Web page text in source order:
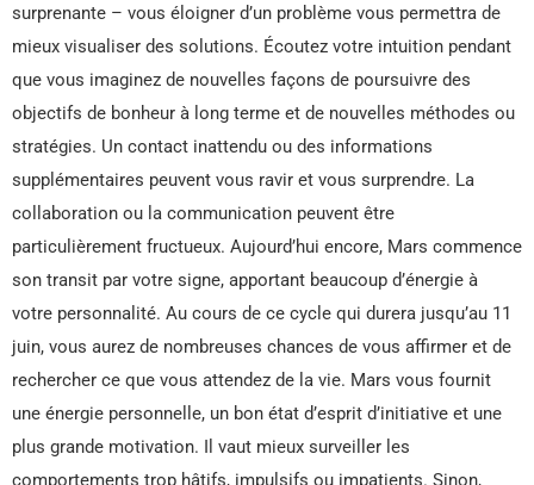
surprenante – vous éloigner d’un problème vous permettra de
mieux visualiser des solutions. Écoutez votre intuition pendant
que vous imaginez de nouvelles façons de poursuivre des
objectifs de bonheur à long terme et de nouvelles méthodes ou
stratégies. Un contact inattendu ou des informations
supplémentaires peuvent vous ravir et vous surprendre. La
collaboration ou la communication peuvent être
particulièrement fructueux. Aujourd’hui encore, Mars commence
son transit par votre signe, apportant beaucoup d’énergie à
votre personnalité. Au cours de ce cycle qui durera jusqu’au 11
juin, vous aurez de nombreuses chances de vous affirmer et de
rechercher ce que vous attendez de la vie. Mars vous fournit
une énergie personnelle, un bon état d’esprit d’initiative et une
plus grande motivation. Il vaut mieux surveiller les
comportements trop hâtifs, impulsifs ou impatients. Sinon,